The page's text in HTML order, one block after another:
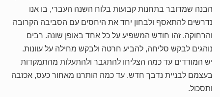
הבנה שמדובר בתחנות קבועות בלוח השנה העברי, בו אנו
נדרשים להתאסף ולבחון יחד את היחסים עם הסביבה הקרובה
והרחוקה. זהו חודש המשפיע על כל אחד באופן שונה. רבים
נוהגים לבקש סליחה, להביע חרטה ולבקש מחילה על עוונות.
יש המודדים עד כמה הצליחו להתגבר ולהתעלות מהתמקדות
בעצמם לבניית נדבך חדש. עד כמה הותרנו מאחור כעס, אכזבה
ותסכול.